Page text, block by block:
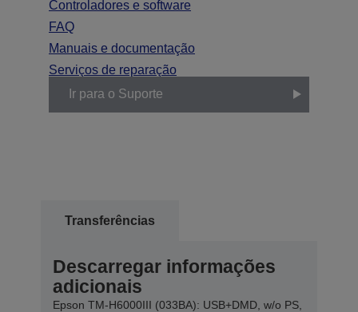
Controladores e software
FAQ
Manuais e documentação
Serviços de reparação
Ir para o Suporte
Transferências
Descarregar informações
adicionais
Epson TM-H6000III (033BA): USB+DMD, w/o PS,